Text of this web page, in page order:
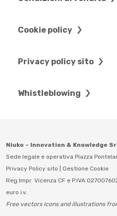
Cookie policy
Privacy policy sito
Whistleblowing
Niuko – Innovation & Knowledge
Sede legale e operativa Piazza
Privacy Policy sito
Gestione Cookie
Reg.Impr. Vicenza CF e P.IVA
euro i.v.
Free vectors icons and illustrations